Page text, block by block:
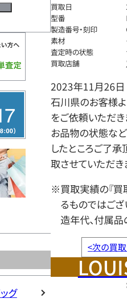
グ
買取日
型番
製造番号・刻印
素材
査定時の状態
買取店舗
2023年11月26日
石川県のお客様よ
をご依頼いただき
お品物の状態など
したところご了
取させていただき
※買取実績の『買
るものではござ
造年代、付属品
<次の買